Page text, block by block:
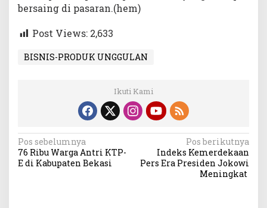
bersaing di pasaran.(hem)
Post Views: 2,633
BISNIS-PRODUK UNGGULAN
Ikuti Kami
Navigasi
pos
Pos sebelumnya
76 Ribu Warga Antri KTP-
E di Kabupaten Bekasi
Pos berikutnya
Indeks Kemerdekaan
Pers Era Presiden Jokowi
Meningkat